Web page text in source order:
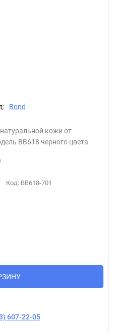
Bond
кожи от
BB618 черного цвета
Код: BB618-701
607-22-05